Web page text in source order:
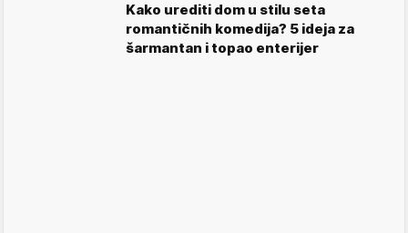
Kako urediti dom u stilu seta
romantičnih komedija? 5 ideja za
šarmantan i topao enterijer